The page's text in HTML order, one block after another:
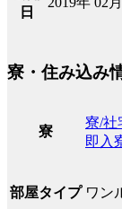
日
寮・住み込み
寮
寮/社
即入
部屋タイプ ワン